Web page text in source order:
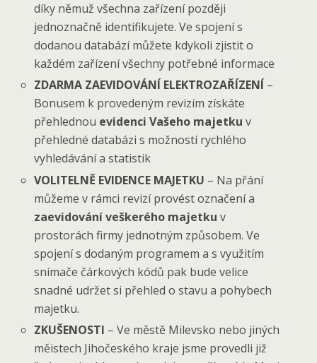
díky němuž všechna zařízení později
jednoznačně identifikujete. Ve spojení s
dodanou databází můžete kdykoli zjistit o
každém zařízení všechny potřebné informace
ZDARMA ZAEVIDOVÁNÍ ELEKTROZAŘÍZENÍ –
Bonusem k provedeným revizím získáte
přehlednou evidenci Vašeho majetku v
přehledné databázi s možností rychlého
vyhledávání a statistik
VOLITELNĚ EVIDENCE MAJETKU – Na přání
můžeme v rámci revizí provést označení a
zaevidování veškerého majetku v
prostorách firmy jednotným způsobem. Ve
spojení s dodaným programem a s využitím
snímače čárkových kódů pak bude velice
snadné udržet si přehled o stavu a pohybech
majetku.
ZKUŠENOSTI – Ve městě Milevsko nebo jiných
měistech Jihočeského kraje jsme provedli již